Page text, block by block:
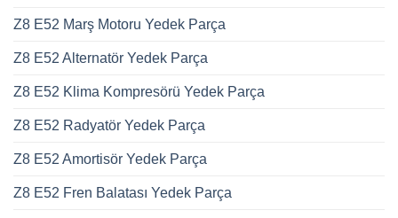
Z8 E52 Marş Motoru Yedek Parça
Z8 E52 Alternatör Yedek Parça
Z8 E52 Klima Kompresörü Yedek Parça
Z8 E52 Radyatör Yedek Parça
Z8 E52 Amortisör Yedek Parça
Z8 E52 Fren Balatası Yedek Parça